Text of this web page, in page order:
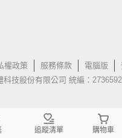
權政策 服務條款 電腦版
科技股份有限公司 統編：
追蹤清單 購物車